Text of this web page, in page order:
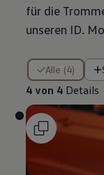
für die
unseren ID.
Alle (4)
4 von 4 Details
4 von 4 Details